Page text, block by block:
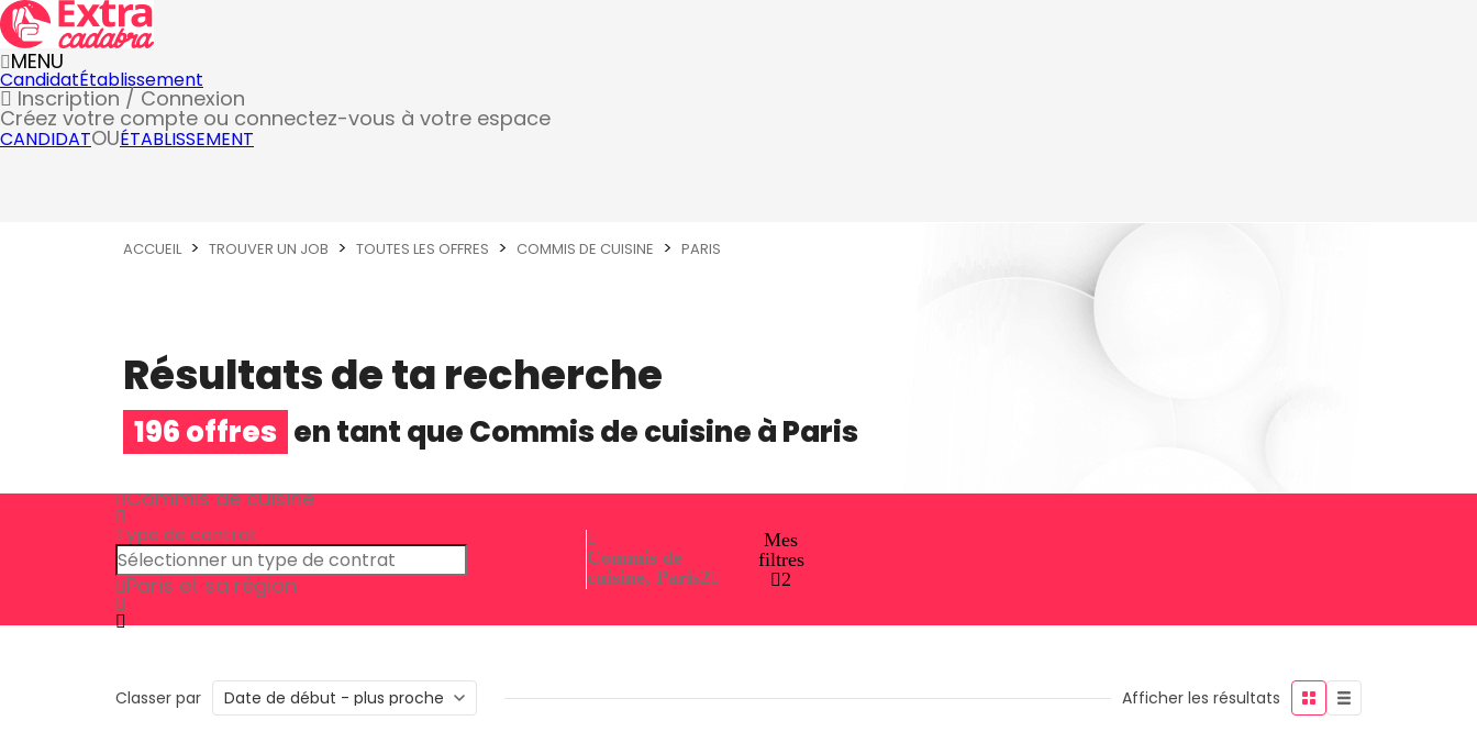
MENU
CandidatÉtablissement
Inscription / Connexion
Créez votre compte ou connectez-vous à votre espace
CANDIDATOUÉTABLISSEMENT
ACCUEIL TROUVER UN JOB TOUTES LES OFFRES COMMIS DE CUISINE PARIS
Résultats de ta recherche
196 offres en tant queCommis de cuisineàParis
Commis de cuisine
Type de contrat
Paris et sa région
Commis de
cuisine, Paris2
Mes
filtres
2
Classer par Afficher les résultats